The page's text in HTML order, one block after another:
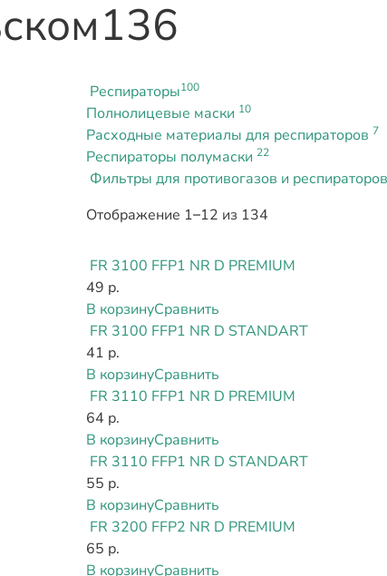
136
Респираторы100
Полнолицевые маски 10
Расходные материалы для респираторов 7
Респираторы полумаски 22
Фильтры для противогазов и респираторов
Отображение 1–12 из 134
FR 3100 FFP1 NR D PREMIUM
49 р.
В корзинуСравнить
FR 3100 FFP1 NR D STANDART
41 р.
В корзинуСравнить
FR 3110 FFP1 NR D PREMIUM
64 р.
В корзинуСравнить
FR 3110 FFP1 NR D STANDART
55 р.
В корзинуСравнить
FR 3200 FFP2 NR D PREMIUM
65 р.
В корзинуСравнить